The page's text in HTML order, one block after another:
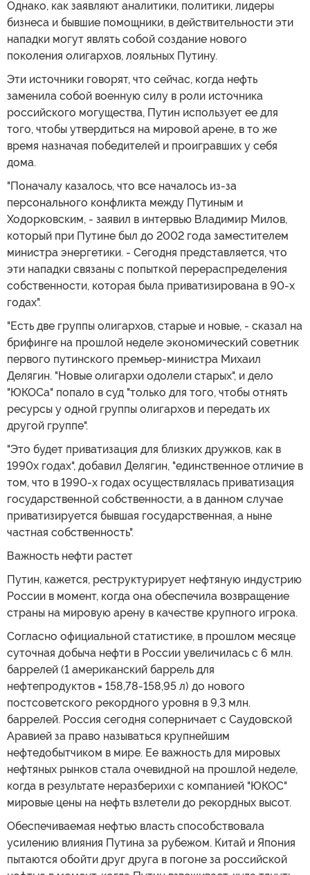
Однако, как заявляют аналитики, политики, лидеры
бизнеса и бывшие помощники, в действительности эти
нападки могут являть собой создание нового
поколения олигархов, лояльных Путину.
Эти источники говорят, что сейчас, когда нефть
заменила собой военную силу в роли источника
российского могущества, Путин использует ее для
того, чтобы утвердиться на мировой арене, в то же
время назначая победителей и проигравших у себя
дома.
"Поначалу казалось, что все началось из-за
персонального конфликта между Путиным и
Ходорковским, - заявил в интервью Владимир Милов,
который при Путине был до 2002 года заместителем
министра энергетики. - Сегодня представляется, что
эти нападки связаны с попыткой перераспределения
собственности, которая была приватизирована в 90-х
годах".
"Есть две группы олигархов, старые и новые, - сказал на
брифинге на прошлой неделе экономический советник
первого путинского премьер-министра Михаил
Делягин. "Новые олигархи одолели старых", и дело
"ЮКОСа" попало в суд "только для того, чтобы отнять
ресурсы у одной группы олигархов и передать их
другой группе".
"Это будет приватизация для близких дружков, как в
1990х годах", добавил Делягин, "единственное отличие в
том, что в 1990-х годах осуществлялась приватизация
государственной собственности, а в данном случае
приватизируется бывшая государственная, а ныне
частная собственность".
Важность нефти растет
Путин, кажется, реструктурирует нефтяную индустрию
России в момент, когда она обеспечила возвращение
страны на мировую арену в качестве крупного игрока.
Согласно официальной статистике, в прошлом месяце
суточная добыча нефти в России увеличилась с 6 млн.
баррелей (1 американский баррель для
нефтепродуктов = 158,78-158,95 л) до нового
постсоветского рекордного уровня в 9,3 млн.
баррелей. Россия сегодня соперничает с Саудовской
Аравией за право называться крупнейшим
нефтедобытчиком в мире. Ее важность для мировых
нефтяных рынков стала очевидной на прошлой неделе,
когда в результате неразберихи с компанией "ЮКОС"
мировые цены на нефть взлетели до рекордных высот.
Обеспечиваемая нефтью власть способствовала
усилению влияния Путина за рубежом. Китай и Япония
пытаются обойти друг друга в погоне за российской